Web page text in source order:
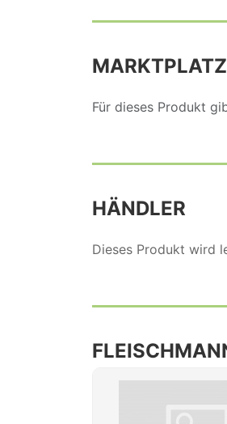
MARKTPLATZ
Für dieses Produkt
HÄNDLER
Dieses Produkt wird